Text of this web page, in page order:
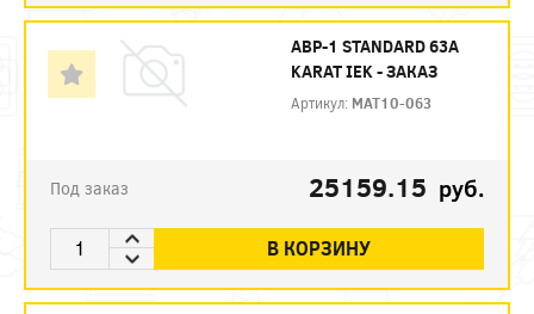
АВР-1 STANDARD 63А
KARAT IEK - ЗАКАЗ
Артикул: MAT10-063
Под заказ 25159.15 руб.
В КОРЗИНУ